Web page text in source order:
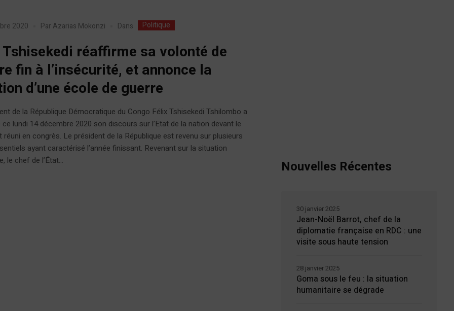
2020 Par Azarias Mokonzi Dans Politique
réaffirme sa volonté de
fin à l’insécurité, et annonce la
d’une école de guerre
de la République Démocratique du Congo Félix Tshisekedi Tshilombo a
lundi 14 décembre 2020 son discours sur l’Etat de la nation devant le
réuni en congrès. Le président de la République est revenu sur plusieurs
ayant caractérisé l’année finissant. Revenant sur la situation
le chef de l’État...
Nouvelles Récentes
Jean-Noël Barrot, chef de la
diplomatie française en RDC : une
visite sous haute tension
30 janvier 2025
Goma sous le feu : la situation
humanitaire se dégrade
28 janvier 2025